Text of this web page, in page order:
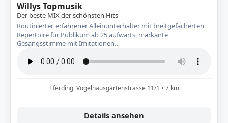
Willys Topmusik
Der beste MIX der schönsten Hits
Routinierter, erfahrener Alleinunterhalter mit breitgefächerten
Repertoire für Publikum ab 25 aufwärts, markante
Gesangsstimme mit Imitationen…
Eferding, Vogelhausgartenstrasse 11/1 • 7 km
Details ansehen